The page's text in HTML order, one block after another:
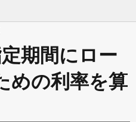
期間にロー
めの利率を算